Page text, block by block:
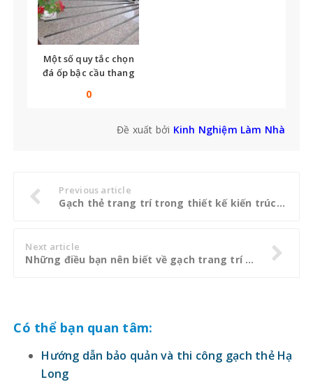
Một số quy tắc chọn
đá ốp bậc cầu thang
0
Đề xuất bởi Kinh Nghiệm Làm Nhà
Previous article
Gạch thẻ trang trí trong thiết kế kiến trúc xây dựng
Next article
Những điều bạn nên biết về gạch trang trí tường bếp
Có thể bạn quan tâm:
Hướng dẫn bảo quản và thi công gạch thẻ Hạ
Long